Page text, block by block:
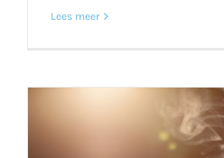
Lees meer